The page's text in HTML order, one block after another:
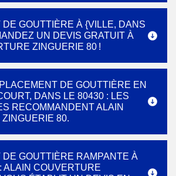
GOUTTIÈRE À {VILLE, DANS
UN DEVIS GRATUIT À
ZINGUERIE 80 !
DE GOUTTIÈRE EN
DANS LE 80430 : LES
RECOMMANDENT ALAIN
80.
GOUTTIÈRE RAMPANTE À
ALAIN COUVERTURE